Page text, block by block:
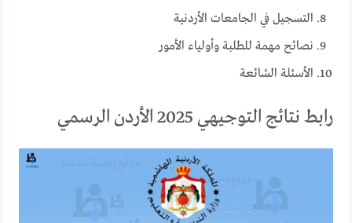
التسجيل في الجامعات الأردنية
نصائح مهمة للطلبة وأولياء الأمور
الأسئلة الشائعة
رابط نتائج التوجيهي 2025 الأردن الرسمي